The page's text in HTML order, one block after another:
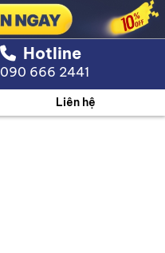
Hotline
090 666 2441
Liên hệ